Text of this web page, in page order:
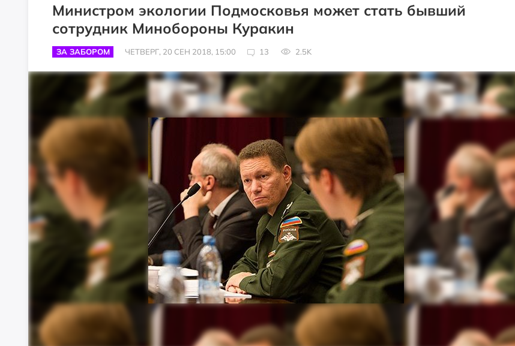
Министром экологии Подмосковья может стать бывший
сотрудник Минобороны Куракин
ЗА ЗАБОРОМ ЧЕТВЕРГ, 20 СЕН 2018, 15:00 13 2.5K